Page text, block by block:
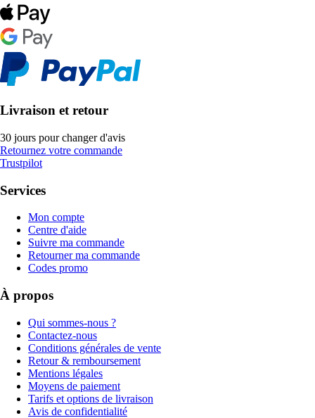
Livraison et retour
30 jours pour changer d'avis
Retournez votre commande
Trustpilot
Services
Mon compte
Centre d'aide
Suivre ma commande
Retourner ma commande
Codes promo
À propos
Qui sommes-nous ?
Contactez-nous
Conditions générales de vente
Retour & remboursement
Mentions légales
Moyens de paiement
Tarifs et options de livraison
Avis de confidentialité